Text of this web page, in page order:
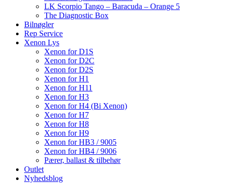
LK Scorpio Tango – Baracuda – Orange 5
The Diagnostic Box
Bilnøgler
Rep Service
Xenon Lys
Xenon for D1S
Xenon for D2C
Xenon for D2S
Xenon for H1
Xenon for H11
Xenon for H3
Xenon for H4 (Bi Xenon)
Xenon for H7
Xenon for H8
Xenon for H9
Xenon for HB3 / 9005
Xenon for HB4 / 9006
Pærer, ballast & tilbehør
Outlet
Nyhedsblog